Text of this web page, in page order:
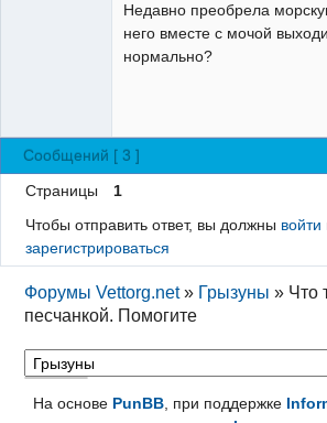
Недавно преобрела
него вместе с мочой
нормально?
Сообщений [ 3 ]
Страницы
1
Чтобы отправить ответ, вы должны войти
зарегистрироваться
Форумы Vettorg.net » Грызуны » Что
песчанкой. Помогите
На основе PunBB , при поддержке